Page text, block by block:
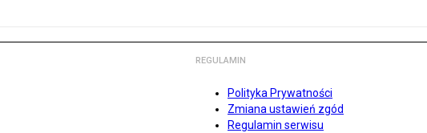
REGULAMIN
Polityka Prywatności
Zmiana ustawień zgód
Regulamin serwisu